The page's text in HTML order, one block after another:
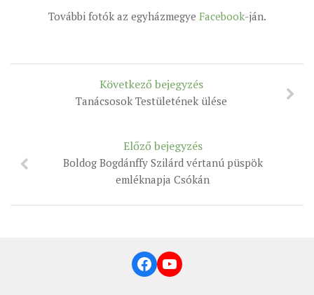
További fotók az egyházmegye Facebook-ján.
Következő bejegyzés
Tanácsosok Testületének ülése
Előző bejegyzés
Boldog Bogdánffy Szilárd vértanú püspök
emléknapja Csókán
Facebook
YouTube